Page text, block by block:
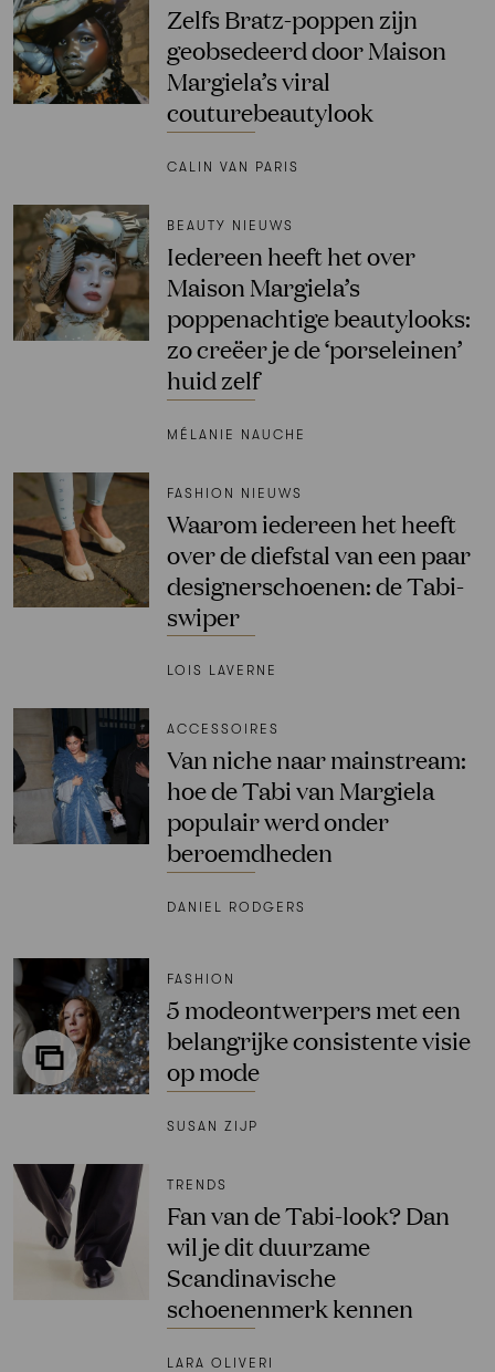
Zelfs Bratz-poppen zijn
geobsedeerd door Maison
Margiela’s viral
couturebeautylook
CALIN VAN PARIS
BEAUTY NIEUWS
Iedereen heeft het over
Maison Margiela’s
poppenachtige beautylooks:
zo creëer je de ‘porseleinen’
huid zelf
MÉLANIE NAUCHE
FASHION NIEUWS
Waarom iedereen het heeft
over de diefstal van een paar
designerschoenen: de Tabi-
swiper
LOIS LAVERNE
ACCESSOIRES
Van niche naar mainstream:
hoe de Tabi van Margiela
populair werd onder
beroemdheden
DANIEL RODGERS
FASHION
5 modeontwerpers met een
belangrijke consistente visie
op mode
SUSAN ZIJP
TRENDS
Fan van de Tabi-look? Dan
wil je dit duurzame
Scandinavische
schoenenmerk kennen
LARA OLIVERI